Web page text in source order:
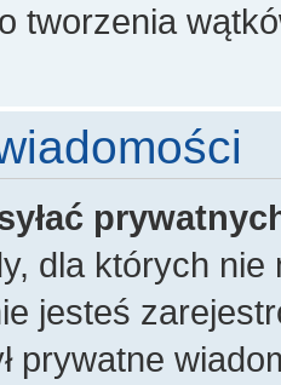
tworzenia
dla których nie
jesteś
prywatne